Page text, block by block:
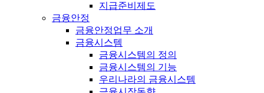
지급준비제도
금융안정
금융안정업무 소개
금융시스템
금융시스템의 정의
금융시스템의 기능
우리나라의 금융시스템